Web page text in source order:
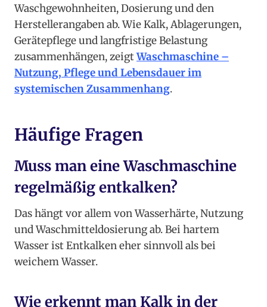
Waschgewohnheiten, Dosierung und den
Herstellerangaben ab. Wie Kalk, Ablagerungen,
Gerätepflege und langfristige Belastung
zusammenhängen, zeigtWaschmaschine –
Nutzung, Pflege und Lebensdauer im
systemischen Zusammenhang.
Häufige Fragen
Muss man eine Waschmaschine
regelmäßig entkalken?
Das hängt vor allem von Wasserhärte, Nutzung
und Waschmitteldosierung ab. Bei hartem
Wasser ist Entkalken eher sinnvoll als bei
weichem Wasser.
Wie erkennt man Kalk in der